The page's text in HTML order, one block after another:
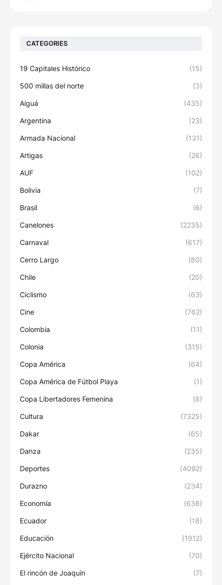
CATEGORIES
19 Capitales Histórico (15)
500 millas del norte (3)
Aiguá (435)
Argentina (23)
Armada Nacional (131)
Artigas (26)
AUF (102)
Bolivia (7)
Brasil (6)
Canelones (2235)
Carnaval (617)
Cerro Largo (80)
Chile (20)
Ciclismo (63)
Cine (762)
Colombia (11)
Colonia (315)
Copa América (64)
Copa América de Fútbol Playa (1)
Copa Libertadores Femenina (8)
Cultura (7325)
Dakar (65)
Danza (235)
Deportes (4092)
Durazno (234)
Economía (638)
Ecuador (18)
Educación (1912)
Ejército Nacional (70)
El rincón de Joaquín (7)